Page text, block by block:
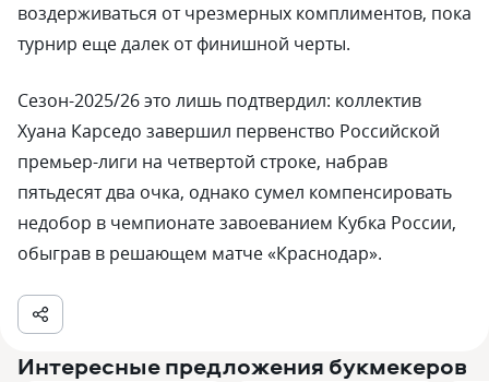
воздерживаться от чрезмерных комплиментов, пока
турнир еще далек от финишной черты.
Сезон-2025/26 это лишь подтвердил: коллектив
Хуана Карседо завершил первенство Российской
премьер-лиги на четвертой строке, набрав
пятьдесят два очка, однако сумел компенсировать
недобор в чемпионате завоеванием Кубка России,
обыграв в решающем матче «Краснодар».
Интересные предложения букмекеров